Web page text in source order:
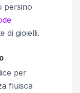
persino
di gioielli.
per
fluisca